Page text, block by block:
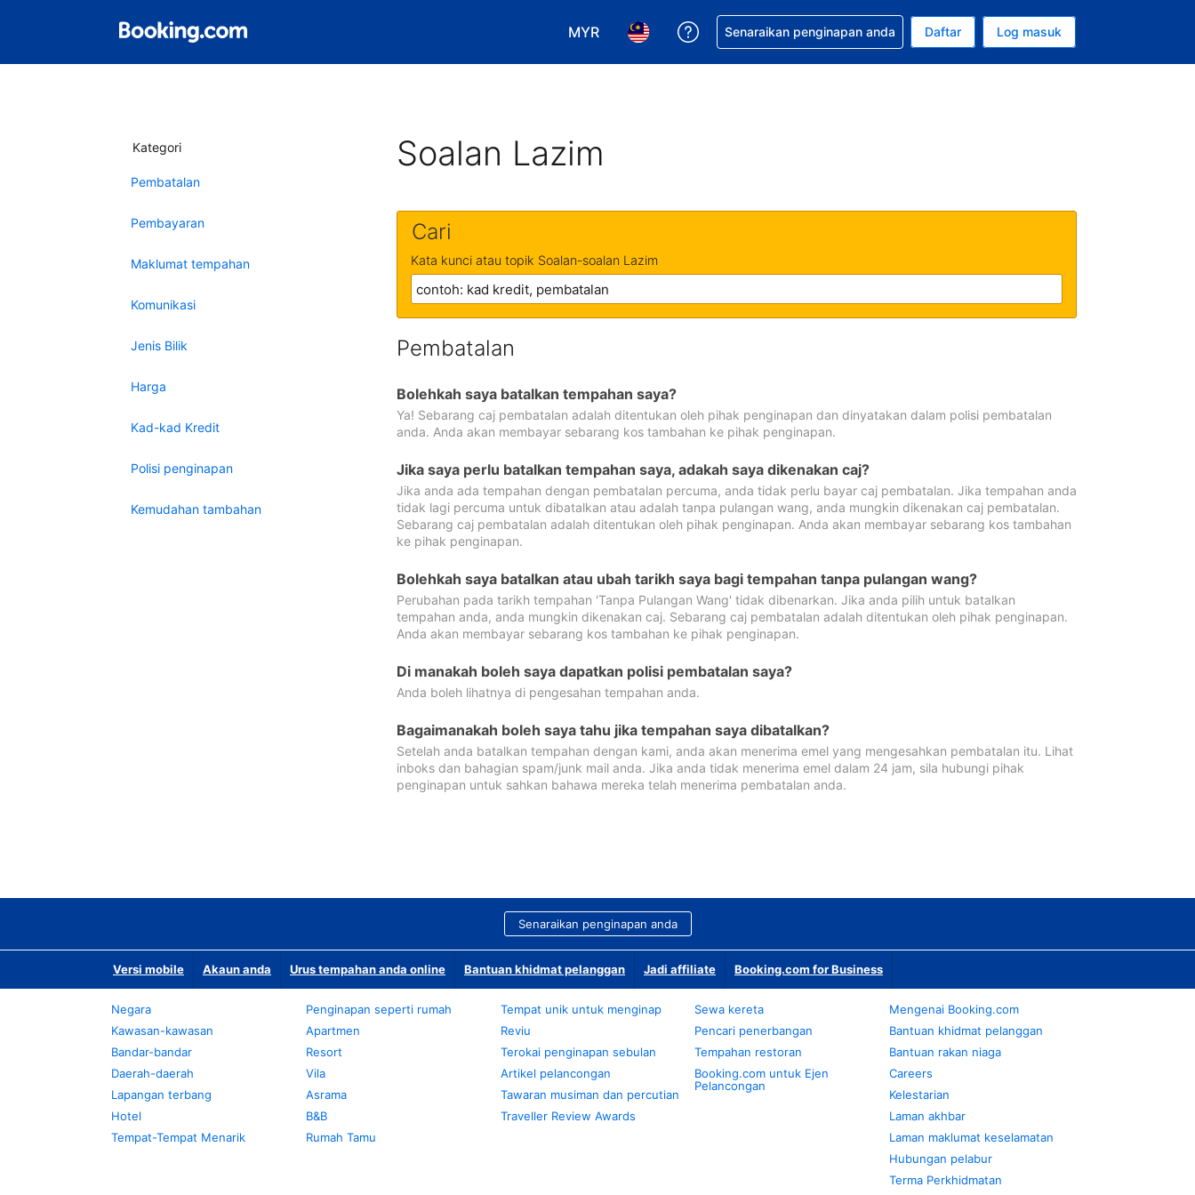
MYR
Pilih mata wang anda. Mata wang semasa anda adalah Ringgit Malaysia
Pilih bahasa anda. Bahasa semasa anda adalah Bahasa Malaysia
Dapatkan bantuan bagi tempahan anda
Senaraikan penginapan anda Daftar Log masuk
Kategori
Pembatalan
Pembayaran
Maklumat tempahan
Komunikasi
Jenis Bilik
Harga
Kad-kad Kredit
Polisi penginapan
Kemudahan tambahan
Soalan Lazim
Cari
Kata kunci atau topik Soalan-soalan Lazim
Pembatalan
Bolehkah saya batalkan tempahan saya?
Ya! Sebarang caj pembatalan adalah ditentukan oleh pihak penginapan dan dinyatakan dalam polisi pembatalan
anda. Anda akan membayar sebarang kos tambahan ke pihak penginapan.
Jika saya perlu batalkan tempahan saya, adakah saya dikenakan caj?
Jika anda ada tempahan dengan pembatalan percuma, anda tidak perlu bayar caj pembatalan. Jika tempahan anda
tidak lagi percuma untuk dibatalkan atau adalah tanpa pulangan wang, anda mungkin dikenakan caj pembatalan.
Sebarang caj pembatalan adalah ditentukan oleh pihak penginapan. Anda akan membayar sebarang kos tambahan
ke pihak penginapan.
Bolehkah saya batalkan atau ubah tarikh saya bagi tempahan tanpa pulangan wang?
Perubahan pada tarikh tempahan 'Tanpa Pulangan Wang' tidak dibenarkan. Jika anda pilih untuk batalkan
tempahan anda, anda mungkin dikenakan caj. Sebarang caj pembatalan adalah ditentukan oleh pihak penginapan.
Anda akan membayar sebarang kos tambahan ke pihak penginapan.
Di manakah boleh saya dapatkan polisi pembatalan saya?
Anda boleh lihatnya di pengesahan tempahan anda.
Bagaimanakah boleh saya tahu jika tempahan saya dibatalkan?
Setelah anda batalkan tempahan dengan kami, anda akan menerima emel yang mengesahkan pembatalan itu. Lihat
inboks dan bahagian spam/junk mail anda. Jika anda tidak menerima emel dalam 24 jam, sila hubungi pihak
penginapan untuk sahkan bahawa mereka telah menerima pembatalan anda.
Senaraikan penginapan anda
Versi mobile Akaun anda Urus tempahan anda online Bantuan khidmat pelanggan Jadi affiliate Booking.com for Business
Negara
Kawasan-kawasan
Bandar-bandar
Daerah-daerah
Lapangan terbang
Hotel
Tempat-Tempat Menarik
Penginapan seperti rumah
Apartmen
Resort
Vila
Asrama
B&B
Rumah Tamu
Tempat unik untuk menginap
Reviu
Terokai penginapan sebulan
Artikel pelancongan
Tawaran musiman dan percutian
Traveller Review Awards
Sewa kereta
Pencari penerbangan
Tempahan restoran
Booking.com untuk Ejen
Pelancongan
Mengenai Booking.com
Bantuan khidmat pelanggan
Bantuan rakan niaga
Careers
Kelestarian
Laman akhbar
Laman maklumat keselamatan
Hubungan pelabur
Terma Perkhidmatan